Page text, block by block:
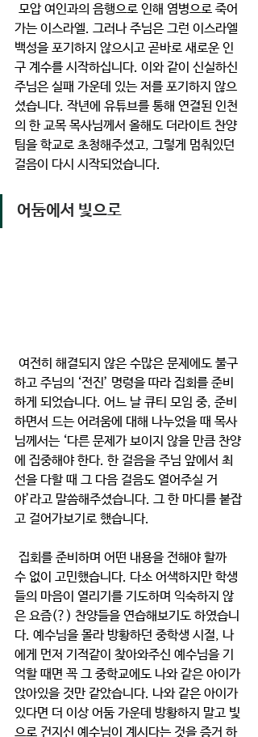
모압 여인과의 음행으로 인해 염병으로 죽어
가는 이스라엘. 그러나 주님은 그런 이스라엘
백성을 포기하지 않으시고 곧바로 새로운 인
구 계수를 시작하십니다. 이와 같이 신실하신
주님은 실패 가운데 있는 저를 포기하지 않으
셨습니다. 작년에 유튜브를 통해 연결된 인천
의 한 교목 목사님께서 올해도 더라이트 찬양
팀을 학교로 초청해주셨고, 그렇게 멈춰있던
걸음이 다시 시작되었습니다.
어둠에서 빛으로
여전히 해결되지 않은 수많은 문제에도 불구
하고 주님의 ‘전진’ 명령을 따라 집회를 준비
하게 되었습니다. 어느 날 큐티 모임 중, 준비
하면서 드는 어려움에 대해 나누었을 때 목사
님께서는 ‘다른 문제가 보이지 않을 만큼 찬양
에 집중해야 한다. 한 걸음을 주님 앞에서 최
선을 다할 때 그 다음 걸음도 열어주실 거
야’라고 말씀해주셨습니다. 그 한 마디를 붙잡
고 걸어가보기로 했습니다.
집회를 준비하며 어떤 내용을 전해야 할까
수 없이 고민했습니다. 다소 어색하지만 학생
들의 마음이 열리기를 기도하며 익숙하지 않
은 요즘(?) 찬양들을 연습해보기도 하였습니
다. 예수님을 몰라 방황하던 중학생 시절, 나
에게 먼저 기적같이 찾아와주신 예수님을 기
억할 때면 꼭 그 중학교에도 나와 같은 아이가
앉아있을 것만 같았습니다. 나와 같은 아이가
있다면 더 이상 어둠 가운데 방황하지 말고 빛
으로 건지신 예수님이 계시다는 것을 증거 하